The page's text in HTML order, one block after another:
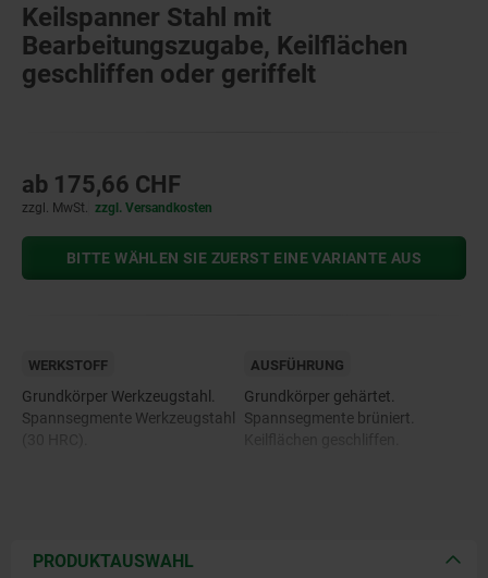
Keilspanner Stahl mit
Bearbeitungszugabe, Keilflächen
geschliffen oder geriffelt
ab 175,66 CHF
zzgl. MwSt. zzgl. Versandkosten
BITTE WÄHLEN SIE ZUERST EINE VARIANTE AUS
WERKSTOFF
Grundkörper Werkzeugstahl.
Spannsegmente Werkzeugstahl
AUSFÜHRUNG
Grundkörper gehärtet.
Spannsegmente brüniert.
PRODUKTAUSWAHL